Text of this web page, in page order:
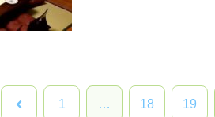
前 1 … 18 19